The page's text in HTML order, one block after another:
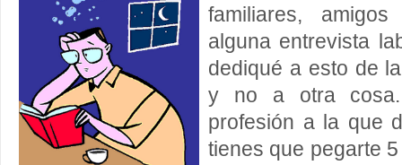
familiares,
alguna entrevista
dediqué a esto de
y no a otra cosa.
profesión a la que
tienes que pegarte